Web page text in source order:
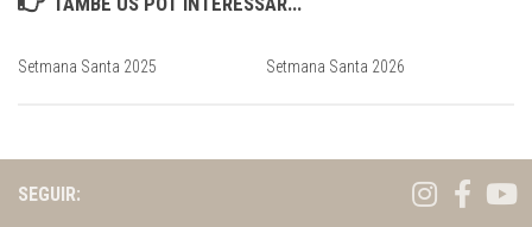
Setmana Santa 2025 Setmana Santa 2026
SEGUIR: